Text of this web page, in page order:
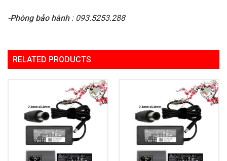
-Phòng bảo hành: 093.5253.288
RELATED PRODUCTS
Add to
Wishlist
Add to
Wishlist